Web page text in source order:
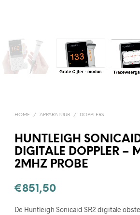
HOME / APPARATUUR / DOPPLERS
HUNTLEIGH
DIGITALE DOPPLER –
2MHZ PROBE
€851,50
De Huntleigh Sonicaid SR2 digitale